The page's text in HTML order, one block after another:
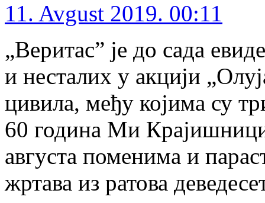
11. Avgust 2019. 00:11
„Веритас” је до сада
и несталих у акцији
цивила, међу којима су
60 година Ми
августа поменима и
жртава из ратова